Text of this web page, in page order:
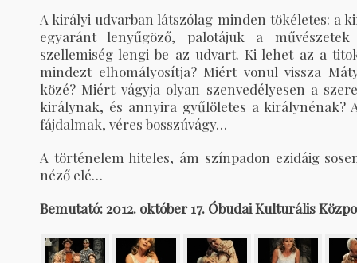
A királyi udvarban látszólag minden tökéletes: a
egyaránt lenyűgöző, palotájuk a
szellemiség lengi be az udvart. Ki lehet az a
mindezt elhomályosítja? Miért vonul vissza
közé? Miért vágyja olyan szenvedélyesen a
királynak, és annyira gyűlöletes a királynénak?
fájdalmak, véres bosszúvágy…
A történelem hiteles, ám színpadon ezidáig
néző elé…
Bemutató: 2012. október 17. Óbudai Kulturális